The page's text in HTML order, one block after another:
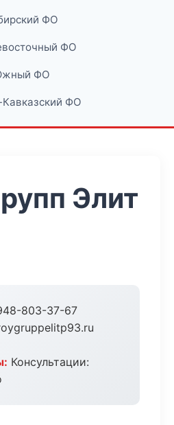
ФО
ФО
ФО
ФО
Элит
803-37-67
Консультации: